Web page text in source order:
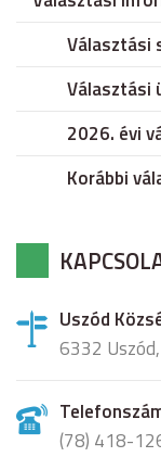
Választási
Választási
2026. évi
Korábbi
Uszód
6332
(78) 418-